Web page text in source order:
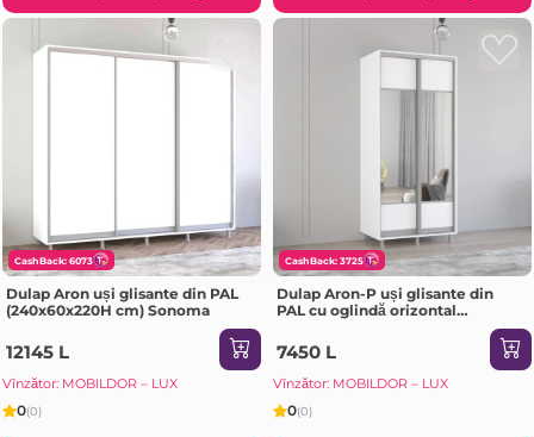
CashBack: 6073
Dulap Aron uși glisante din PAL
(240x60x220H cm) Sonoma
12145 L
Vînzător: MOBILDOR – LUX
0(0)
CashBack: 3725
Dulap Aron-P uși glisante din
PAL cu oglindă orizontal
(100x60x200H cm) Alb Brilliant
7450 L
Vînzător: MOBILDOR – LUX
0(0)